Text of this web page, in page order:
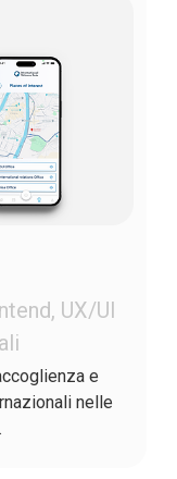
UX/UI
e
nelle